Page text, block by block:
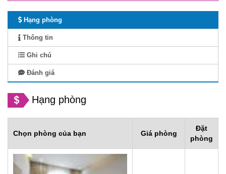
Hạng phòng
Thông tin
Ghi chú
Đánh giá
Hạng phòng
Chọn phòng của bạn Giá phòng
Đặt
phòng